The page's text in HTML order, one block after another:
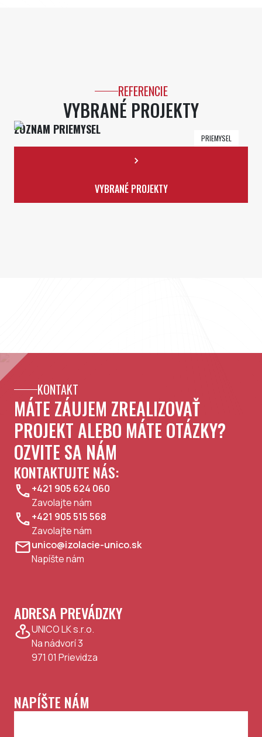
REFERENCIE
VYBRANÉ PROJEKTY
PRIEMYSEL
ZOZNAM PRIEMYSEL
VYBRANÉ PROJEKTY
KONTAKT
MÁTE ZÁUJEM ZREALIZOVAŤ
PROJEKT ALEBO MÁTE OTÁZKY?
OZVITE SA NÁM
KONTAKTUJTE NÁS:
+421 905 624 060
Zavolajte nám
+421 905 515 568
Zavolajte nám
unico@izolacie-unico.sk
Napíšte nám
ADRESA PREVÁDZKY
UNICO LK s.r.o.
Na nádvorí 3
971 01 Prievidza
NAPÍŠTE NÁM